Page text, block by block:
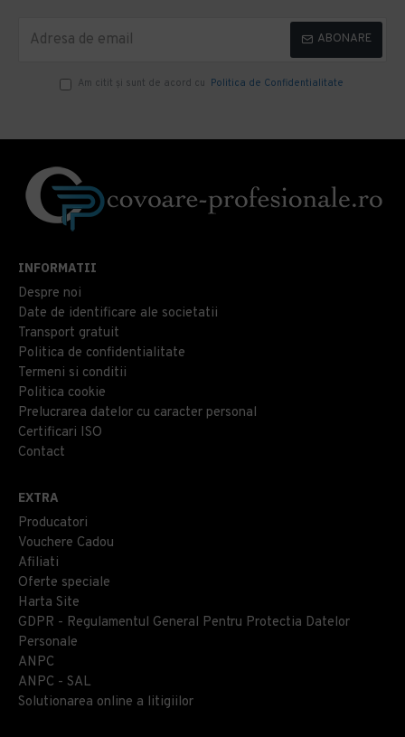
ABONARE
Am citit şi sunt de acord cu Politica de Confidentialitate
INFORMATII
Despre noi
Date de identificare ale societatii
Transport gratuit
Politica de confidentialitate
Termeni si conditii
Politica cookie
Prelucrarea datelor cu caracter personal
Certificari ISO
Contact
EXTRA
Producatori
Vouchere Cadou
Afiliati
Oferte speciale
Harta Site
GDPR - Regulamentul General Pentru Protectia Datelor
Personale
ANPC
ANPC - SAL
Solutionarea online a litigiilor